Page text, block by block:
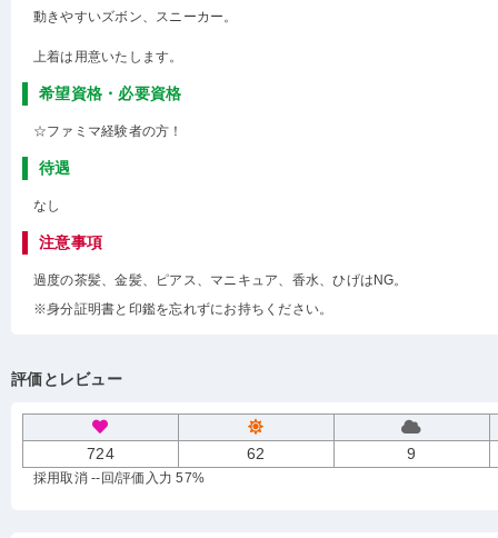
動きやすいズボン、スニーカー。
上着は用意いたします。
希望資格・必要資格
☆ファミマ経験者の方！
待遇
なし
注意事項
過度の茶髪、金髪、ピアス、マニキュア、香水、ひげはNG。
※身分証明書と印鑑を忘れずにお持ちください。
評価とレビュー
724 62 9
採用取消 --回/評価入力 57%